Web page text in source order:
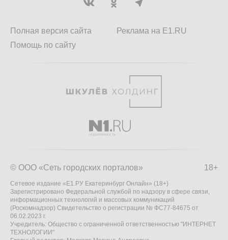
Полная версия сайта
Помощь по сайту
Реклама на E1.RU
18+
© ООО «Сеть городских порталов»
Сетевое издание «Е1.РУ Екатеринбург Онлайн» (18+)
Зарегистрировано Федеральной службой по надзору в сфере связи,
информационных технологий и массовых коммуникаций
(Роскомнадзор) Свидетельство о регистрации № ФС77-84675 от
06.02.2023 г.
Учредитель: Общество с ограниченной ответственностью "ИНТЕРНЕТ
ТЕХНОЛОГИИ"